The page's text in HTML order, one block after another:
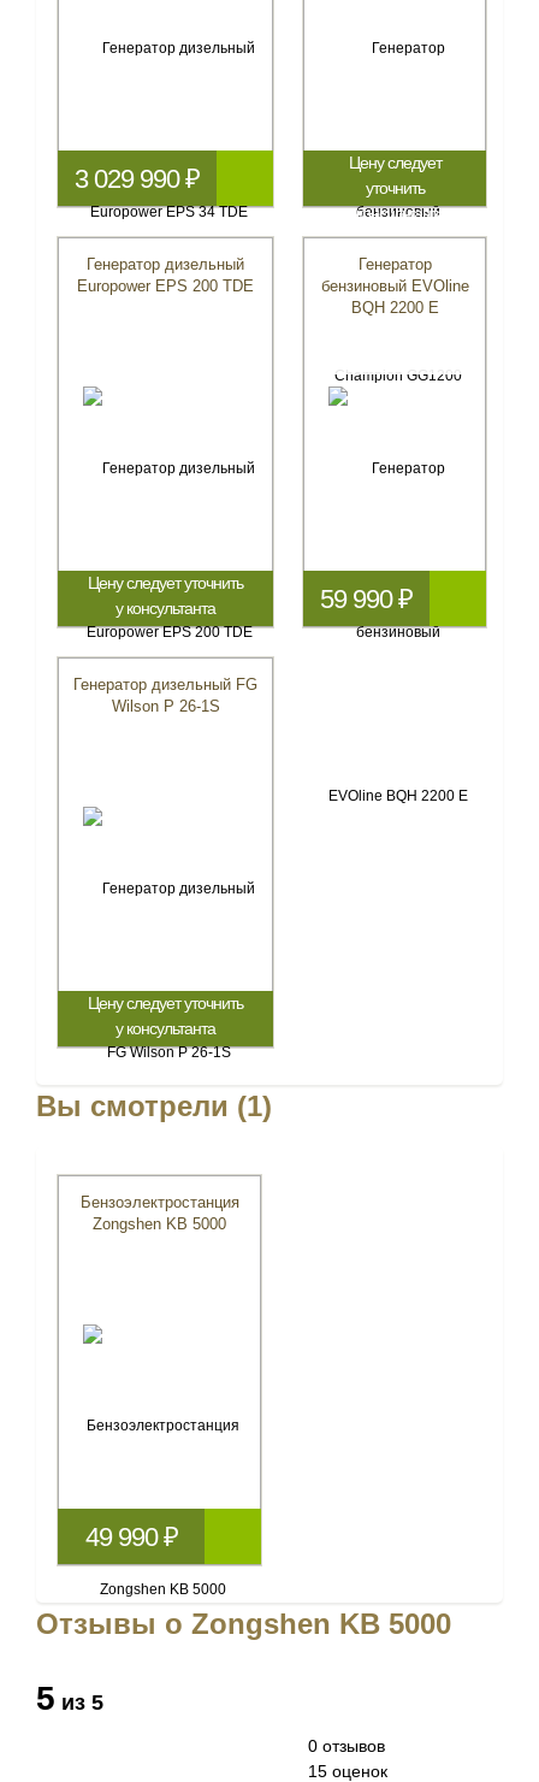
3 029 990 ₽
Цену следует
уточнить
у консультанта
Генератор дизельный
Europower EPS 200 TDE
Цену следует уточнить
у консультанта
Генератор
бензиновый EVOline
BQH 2200 E
59 990 ₽
Генератор дизельный FG
Wilson P 26-1S
Цену следует уточнить
у консультанта
Вы смотрели (1)
Бензоэлектростанция
Zongshen KB 5000
49 990 ₽
Отзывы о Zongshen KB 5000
5 из 5
0 отзывов
15 оценок